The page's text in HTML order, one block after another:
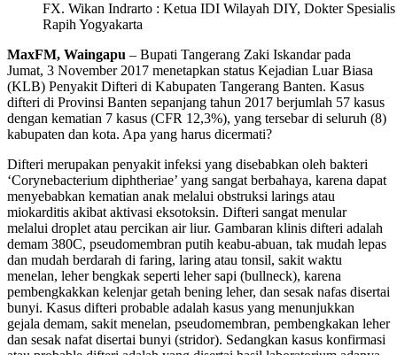
FX. Wikan Indrarto : Ketua IDI Wilayah DIY, Dokter
Rapih Yogyakarta
MaxFM, Waingapu – Bupati Tangerang Zaki Iskandar pada
Jumat, 3 November 2017 menetapkan status Kejadian Luar Biasa
(KLB) Penyakit Difteri di Kabupaten Tangerang Banten. Kasus
difteri di Provinsi Banten sepanjang tahun 2017 berjumlah 57 kasus
dengan kematian 7 kasus (CFR 12,3%), yang tersebar di seluruh (8)
kabupaten dan kota. Apa yang harus dicermati?
Difteri merupakan penyakit infeksi yang disebabkan oleh bakteri
‘Corynebacterium diphtheriae’ yang sangat berbahaya, karena dapat
menyebabkan kematian anak melalui obstruksi larings atau
miokarditis akibat aktivasi eksotoksin. Difteri sangat menular
melalui droplet atau percikan air liur. Gambaran klinis difteri adalah
demam 380C, pseudomembran putih keabu-abuan, tak mudah lepas
dan mudah berdarah di faring, laring atau tonsil, sakit waktu
menelan, leher bengkak seperti leher sapi (bullneck), karena
pembengkakkan kelenjar getah bening leher, dan sesak nafas disertai
bunyi. Kasus difteri probable adalah kasus yang menunjukkan
gejala demam, sakit menelan, pseudomembran, pembengkakan leher
dan sesak nafat disertai bunyi (stridor). Sedangkan kasus konfirmasi